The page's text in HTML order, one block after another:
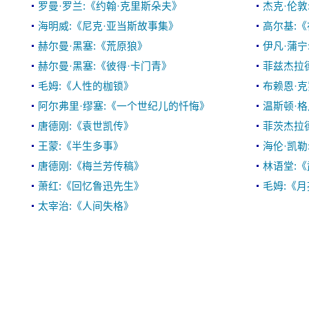
罗曼·罗兰:《约翰·克里斯朵夫》
杰克·伦
海明威:《尼克·亚当斯故事集》
高尔基:
赫尔曼·黑塞:《荒原狼》
伊凡·蒲
赫尔曼·黑塞:《彼得·卡门青》
菲兹杰拉
毛姆:《人性的枷锁》
布赖恩·
阿尔弗里·缪塞:《一个世纪儿的忏悔》
温斯顿·
唐德刚:《袁世凯传》
菲茨杰拉
王蒙:《半生多事》
海伦·凯
唐德刚:《梅兰芳传稿》
林语堂:
萧红:《回忆鲁迅先生》
毛姆:《
太宰治:《人间失格》